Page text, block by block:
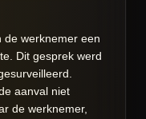
de werknemer een
Dit gesprek werd
aanval niet
de werknemer,